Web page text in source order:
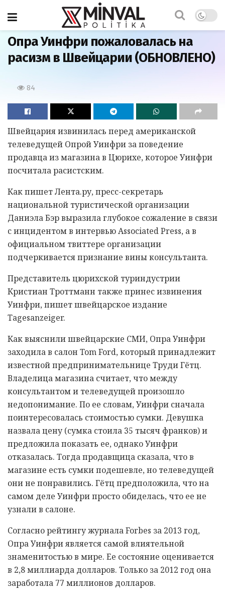
Главная
Опра Уинфри пожаловалась на
расизм в Швейцарии (ОБНОВЛЕНО)
84
Швейцария извинилась перед американской
телеведущей Опрой Уинфри за поведение
продавца из магазина в Цюрихе, которое Уинфри
посчитала расистским.
Как пишет Лента.ру, пресс-секретарь
национальной туристической организации
Даниэла Бэр выразила глубокое сожаление в связи
с инцидентом в интервью Associated Press, а в
официальном твиттере организации
подчеркивается признание вины консультанта.
Представитель цюрихской туриндустрии
Кристиан Троттманн также принес извинения
Уинфри, пишет швейцарское издание
Tagesanzeiger.
Как выяснили швейцарские СМИ, Опра Уинфри
заходила в салон Tom Ford, который принадлежит
известной предпринимательнице Труди Гётц.
Владелица магазина считает, что между
консультантом и телеведущей произошло
недопонимание. По ее словам, Уинфри сначала
поинтересовалась стоимостью сумки. Девушка
назвала цену (сумка стоила 35 тысяч франков) и
предложила показать ее, однако Уинфри
отказалась. Тогда продавщица сказала, что в
магазине есть сумки подешевле, но телеведущей
они не понравились. Гётц предположила, что на
самом деле Уинфри просто обиделась, что ее не
узнали в салоне.
Согласно рейтингу журнала Forbes за 2013 год,
Опра Уинфри является самой влиятельной
знаменитостью в мире. Ее состояние оценивается
в 2,8 миллиарда долларов. Только за 2012 год она
заработала 77 миллионов долларов.